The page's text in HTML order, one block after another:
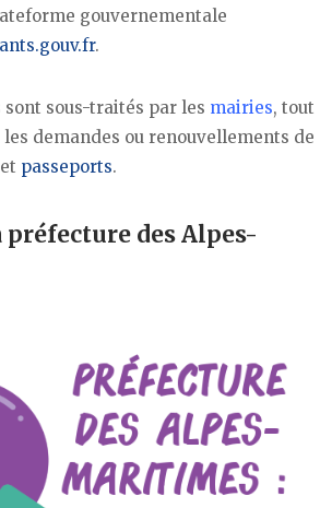
gouvernementale
.
sont sous-traités par les mairies, tout
demandes ou renouvellements de
et passeports.
des Alpes-